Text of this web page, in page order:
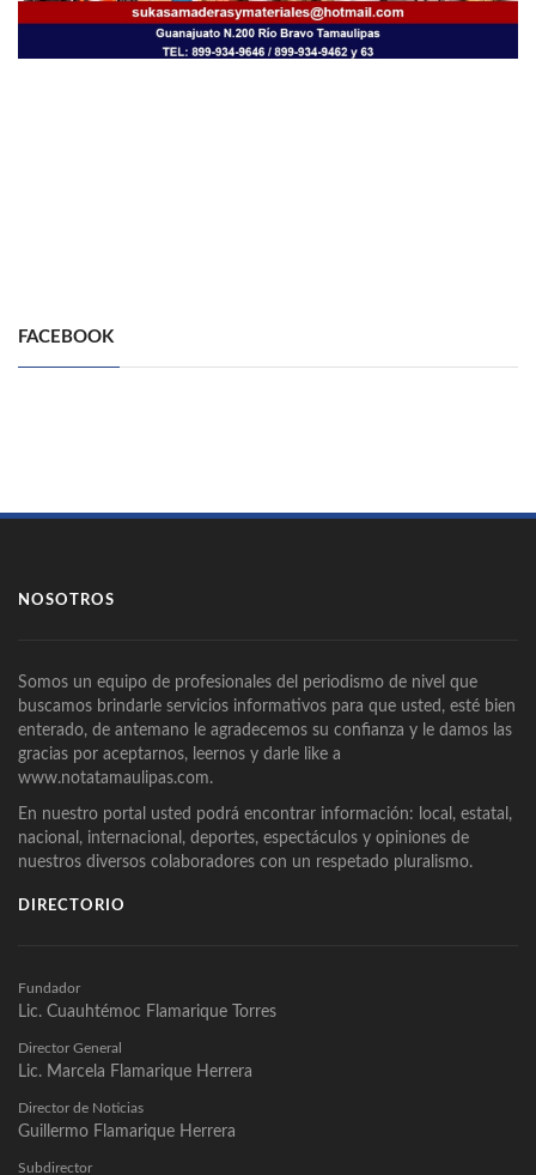
FACEBOOK
NOSOTROS
Somos un equipo de profesionales del periodismo de nivel que
buscamos brindarle servicios informativos para que usted, esté bien
enterado, de antemano le agradecemos su confianza y le damos las
gracias por aceptarnos, leernos y darle like a
www.notatamaulipas.com.
En nuestro portal usted podrá encontrar información: local, estatal,
nacional, internacional, deportes, espectáculos y opiniones de
nuestros diversos colaboradores con un respetado pluralismo.
DIRECTORIO
Fundador
Lic. Cuauhtémoc Flamarique Torres
Director General
Lic. Marcela Flamarique Herrera
Director de Noticias
Guillermo Flamarique Herrera
Subdirector